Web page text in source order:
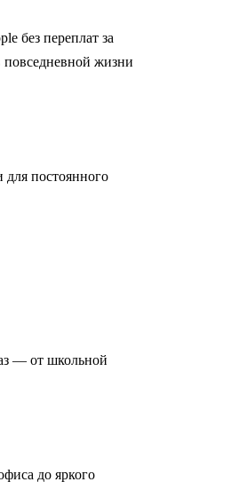
без переплат за
жизни
постоянного
— от школьной
до яркого